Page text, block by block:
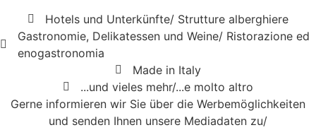
Hotels und Unterkünfte/ Strutture alberghiere
Gastronomie, Delikatessen und Weine/ Ristorazione ed
enogastronomia
Made in Italy
...und vieles mehr/...e molto altro
Gerne informieren wir Sie über die Werbemöglichkeiten
und senden Ihnen unsere Mediadaten zu/